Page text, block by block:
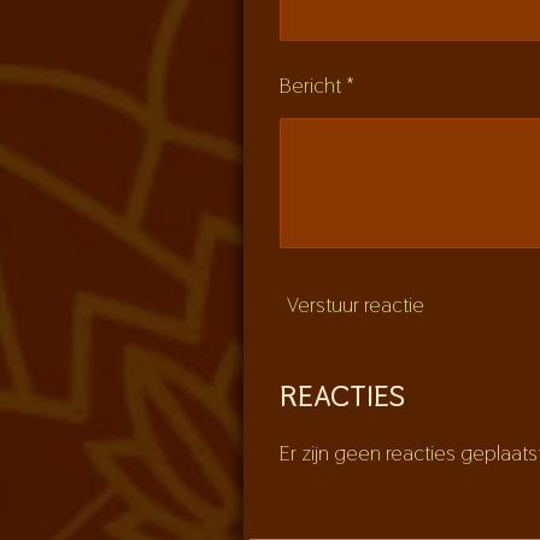
e
n
Bericht *
Verstuur reactie
REACTIES
Er zijn geen reacties